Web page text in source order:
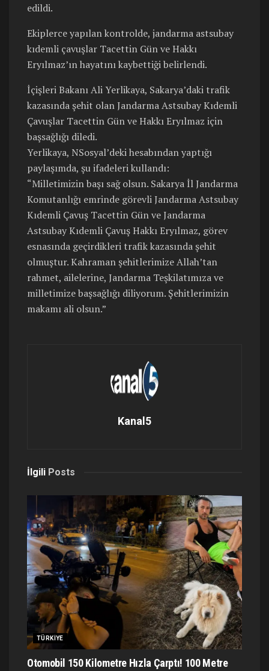
edildi.
Ekiplerce yapılan kontrolde, jandarma astsubay
kıdemli çavuşlar Tacettin Gün ve Hakkı
Eryılmaz’ın hayatını kaybettiği belirlendi.
İçişleri Bakanı Ali Yerlikaya, Sakarya’daki trafik
kazasında şehit olan Jandarma Astsubay Kıdemli
Çavuşlar Tacettin Gün ve Hakkı Eryılmaz için
başsağlığı diledi.
Yerlikaya, NSosyal’deki hesabından yaptığı
paylaşımda, şu ifadeleri kullandı:
“Milletimizin başı sağ olsun. Sakarya İl Jandarma
Komutanlığı emrinde görevli Jandarma Astsubay
Kıdemli Çavuş Tacettin Gün ve Jandarma
Astsubay Kıdemli Çavuş Hakkı Eryılmaz, görev
esnasında geçirdikleri trafik kazasında şehit
olmuştur. Kahraman şehitlerimize Allah’tan
rahmet, ailelerine, Jandarma Teşkilatımıza ve
milletimize başsağlığı diliyorum. Şehitlerimizin
makamı ali olsun.”
Kanal5
İlgili Posts
TÜRKIYE
Otomobil 150 Kilometre Hızla Çarptı! 100 Metre